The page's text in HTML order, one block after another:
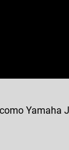
Yamaha